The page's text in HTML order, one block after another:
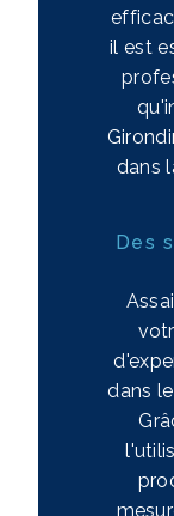
il est
dans
Des
dans